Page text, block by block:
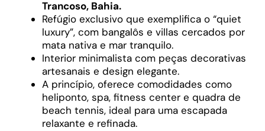
Trancoso, Bahia.
Refúgio exclusivo que exemplifica o “quiet
luxury”, com bangalôs e villas cercados por
mata nativa e mar tranquilo.
Interior minimalista com peças decorativas
artesanais e design elegante.
A princípio, oferece comodidades como
heliponto, spa, fitness center e quadra de
beach tennis, ideal para uma escapada
relaxante e refinada.